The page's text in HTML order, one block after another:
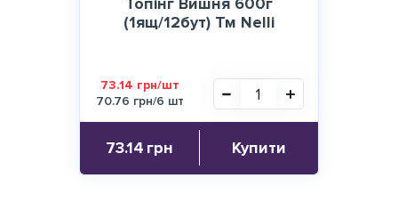
(1ящ/12бут) Тм Nelli
73.14 грн/шт
70.76 грн/6 шт
73.14 грн Купити